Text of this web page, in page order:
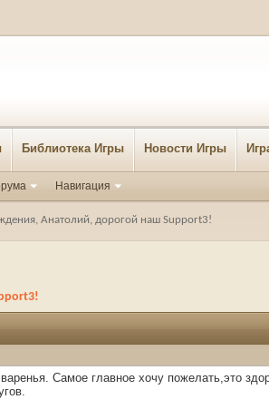
Библиотека Игры Новости Игры
Навигация
Анатолий, дорогой наш Support3!
Самое главное хочу пожелать,это